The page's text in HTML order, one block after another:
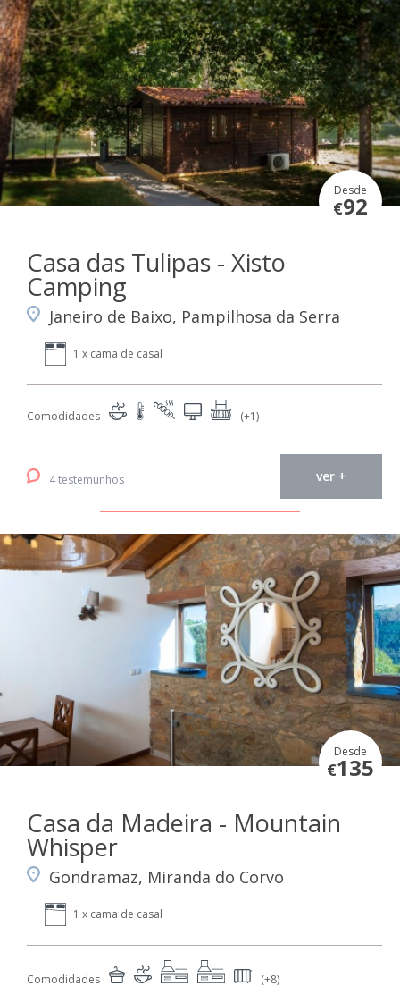
Desde
€92
Casa das Tulipas - Xisto
Camping
Janeiro de Baixo, Pampilhosa da Serra
1 x cama de casal
Comodidades (+1)
4 testemunhos ver +
Desde
€135
Casa da Madeira - Mountain
Whisper
Gondramaz, Miranda do Corvo
1 x cama de casal
Comodidades (+8)